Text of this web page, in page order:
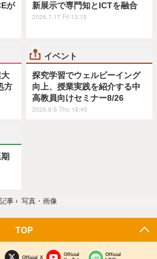
が
新展示で専門知とICTを融合
2026.7.17 Fri 13:15
大
方
イベント
探究学習でウェルビーイング
向上、授業実践を紹介する中
高教員向けセミナー8/26
2026.8.6 Thu 18:45
期
記事 › 写真・画像
TOP
Official X
Official
Official